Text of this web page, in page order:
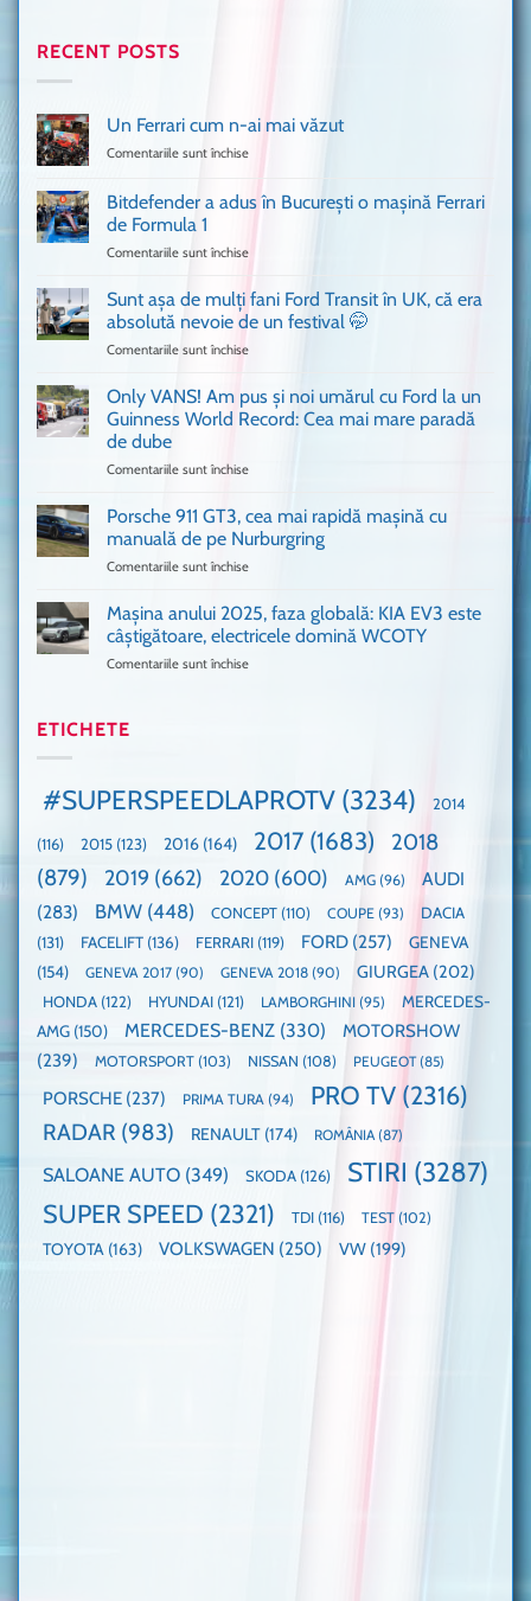
RECENT POSTS
Un Ferrari cum n-ai mai văzut
Comentariile sunt închise
Ferrari
cum
văzut
Bitdefender a adus în București o mașină Ferrari
de Formula 1
Comentariile sunt închise
a
în
mașină
Ferrari
Sunt așa de mulți fani Ford Transit în UK, că era
absolută nevoie de un festival 🤭
Comentariile sunt închise
așa
mulți
în
UK,
nevoie
de
Only VANS! Am pus și noi umărul cu Ford la un
Guinness World Record: Cea mai mare paradă
de dube
Comentariile sunt închise
VANS!
Am
pus
umărul
cu
mai
mare
paradă
de
dube
Porsche 911 GT3, cea mai rapidă mașină cu
manuală de pe Nurburgring
Comentariile sunt închise
911
GT3,
cea
pe
Nurburgring
Mașina anului 2025, faza globală: KIA EV3 este
câștigătoare, electricele domină WCOTY
Comentariile sunt închise
EV3
câștigătoare,
electricele
domină
WCOTY
ETICHETE
#SUPERSPEEDLAPROTV (3234) 2014
(116) 2015 (123) 2016 (164) 2017 (1683)
2018
(879)
2019 (662) 2020 (600) AMG (96)
AUDI
(283)
BMW (448) CONCEPT (110) COUPE (93)
DACIA
(131)
FACELIFT (136) FERRARI (119) FORD (257)
GENEVA
(154)
GENEVA 2017 (90) GENEVA 2018 (90) GIURGEA (202)
HONDA (122) HYUNDAI (121) LAMBORGHINI (95)
MERCEDES-
AMG (150) MERCEDES-BENZ (330)
MOTORSHOW
(239)
MOTORSPORT (103) NISSAN (108) PEUGEOT(85)
PORSCHE (237) PRIMA TURA (94) PRO TV (2316)
RADAR (983) RENAULT (174) ROMÂNIA(87)
SALOANE AUTO (349) SKODA (126) STIRI (3287)
SUPER SPEED (2321) TDI (116) TEST (102)
TOYOTA (163) VOLKSWAGEN (250) VW (199)